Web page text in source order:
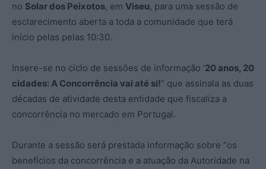
no Solar dos Peixotos, em Viseu, para uma sessão de
esclarecimento aberta a toda a comunidade que terá
início pelas pelas 10:30.
Insere-se no ciclo de sessões de informação ’20 anos, 20
cidades: A Concorrência vai até si!” que assinala as duas
décadas de atividade desta entidade que fiscaliza a
concorrência no mercado em Portugal.
Durante a sessão será prestada informação sobre “os
benefícios da concorrência e a atuação da Autoridade na